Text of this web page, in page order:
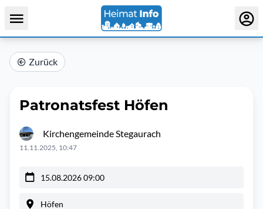
Zurück
Patronatsfest Höfen
Kirchengemeinde Stegaurach
11.11.2025, 10:47
15.08.2026 09:00
Höfen